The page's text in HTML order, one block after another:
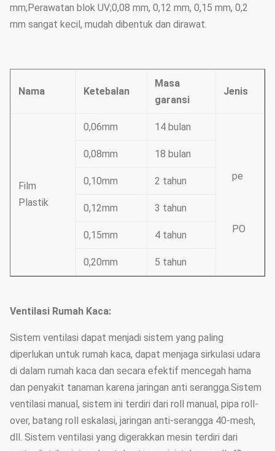
mm;Perawatan blok UV;0,08 mm, 0,12 mm, 0,15 mm, 0,2
mm sangat kecil, mudah dibentuk dan dirawat.
Nama Ketebalan
Masa
garansi
Jenis
Film
Plastik
0,06mm 14 bulan
pe
PO
0,08mm 18 bulan
0,10mm 2 tahun
0,12mm 3 tahun
0,15mm 4 tahun
0,20mm 5 tahun
Ventilasi Rumah Kaca:
Sistem ventilasi dapat menjadi sistem yang paling
diperlukan untuk rumah kaca, dapat menjaga sirkulasi udara
di dalam rumah kaca dan secara efektif mencegah hama
dan penyakit tanaman karena jaringan anti serangga.Sistem
ventilasi manual, sistem ini terdiri dari roll manual, pipa roll-
over, batang roll eskalasi, jaringan anti-serangga 40-mesh,
dll. Sistem ventilasi yang digerakkan mesin terdiri dari